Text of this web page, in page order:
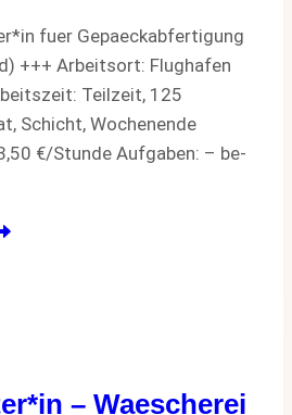
fuer Gepaeckabfertigung
+++ Arbeitsort: Flughafen
Teilzeit, 125
Schicht, Wochenende
€/Stunde Aufgaben: – be-
– Waescherei